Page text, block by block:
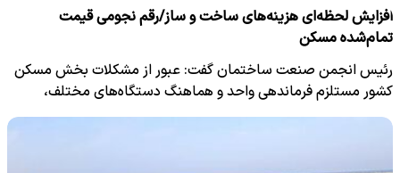
افزایش لحظه‌ای هزینه‌های ساخت و ساز/رقم نجومی قیمت
تمام‌شده مسکن
رئیس انجمن صنعت ساختمان گفت: عبور از مشکلات بخش مسکن
کشور مستلزم فرماندهی واحد و هماهنگ دستگاه‌های مختلف،
همچنین…